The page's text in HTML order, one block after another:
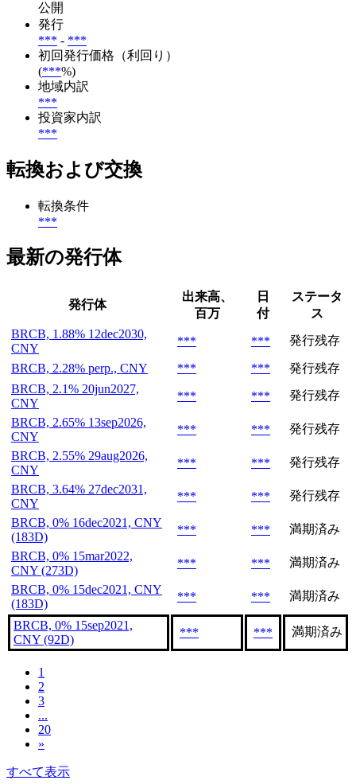
公開
発行
*** - ***
初回発行価格（利回り）
(***%)
地域内訳
***
投資家内訳
***
転換および交換
転換条件
***
最新の発行体
発行体
出来高、
百万
日
付
ステータ
ス
BRCB, 1.88% 12dec2030,
CNY
*** *** 発行残存
BRCB, 2.28% perp., CNY *** ***
発行残存
BRCB, 2.1% 20jun2027,
CNY
*** ***
発行残存
BRCB, 2.65% 13sep2026,
CNY
*** ***
発行残存
BRCB, 2.55% 29aug2026,
CNY
*** ***
発行残存
BRCB, 3.64% 27dec2031,
CNY
*** ***
発行残存
BRCB, 0% 16dec2021, CNY
(183D)
*** ***
満期済み
BRCB, 0% 15mar2022,
CNY (273D)
*** ***
満期済み
BRCB, 0% 15dec2021, CNY
(183D)
*** *** 満期済み
BRCB, 0% 15sep2021,
CNY (92D)
*** *** 満期済み
1
2
3
...
20
»
すべて表示